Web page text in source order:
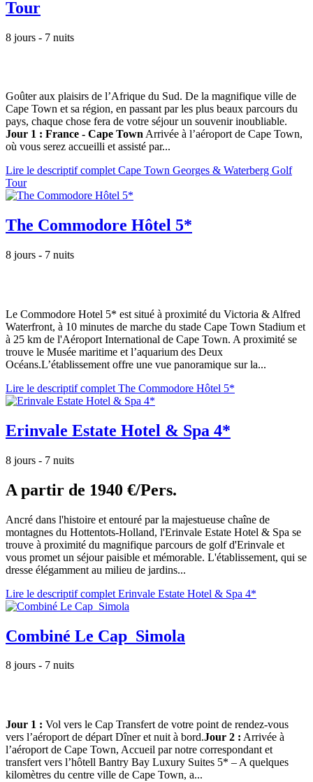
Tour
8 jours - 7 nuits
Goûter aux plaisirs de l’Afrique du Sud. De la magnifique ville de
Cape Town et sa région, en passant par les plus beaux parcours du
pays, chaque chose fera de votre séjour un souvenir inoubliable.
Jour 1 : France - Cape Town Arrivée à l’aéroport de Cape Town,
où vous serez accueilli et assisté par...
Lire le descriptif complet Cape Town Georges & Waterberg Golf
Tour
The Commodore Hôtel 5*
8 jours - 7 nuits
Le Commodore Hotel 5* est situé à proximité du Victoria & Alfred
Waterfront, à 10 minutes de marche du stade Cape Town Stadium et
à 25 km de l'Aéroport International de Cape Town. A proximité se
trouve le Musée maritime et l’aquarium des Deux
Océans.L’établissement offre une vue panoramique sur la...
Lire le descriptif complet The Commodore Hôtel 5*
Erinvale Estate Hotel & Spa 4*
8 jours - 7 nuits
A partir de 1940 €/Pers.
Ancré dans l'histoire et entouré par la majestueuse chaîne de
montagnes du Hottentots-Holland, l'Erinvale Estate Hotel & Spa se
trouve à proximité du magnifique parcours de golf d'Erinvale et
vous promet un séjour paisible et mémorable. L'établissement, qui se
dresse élégamment au milieu de jardins...
Lire le descriptif complet Erinvale Estate Hotel & Spa 4*
Combiné Le Cap_Simola
8 jours - 7 nuits
Jour 1 : Vol vers le Cap Transfert de votre point de rendez-vous
vers l’aéroport de départ Dîner et nuit à bord.Jour 2 : Arrivée à
l’aéroport de Cape Town, Accueil par notre correspondant et
transfert vers l’hôtell Bantry Bay Luxury Suites 5* – A quelques
kilomètres du centre ville de Cape Town, a...